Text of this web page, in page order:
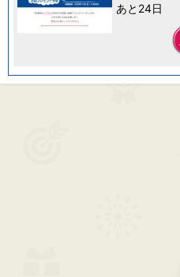
あと24日